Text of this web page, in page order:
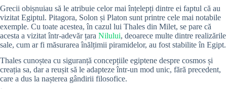
Grecii obișnuiau să le atribuie celor mai înțelepți dintre ei faptul că au
vizitat Egiptul. Pitagora, Solon și Platon sunt printre cele mai notabile
exemple. Cu toate acestea, în cazul lui Thales din Milet, se pare că
acesta a vizitat într-adevăr țara Nilului, deoarece multe dintre realizările
sale, cum ar fi măsurarea înălțimii piramidelor, au fost stabilite în Egipt.
Thales cunoștea cu siguranță concepțiile egiptene despre cosmos și
creația sa, dar a reușit să le adapteze într-un mod unic, fără precedent,
care a dus la nașterea gândirii filosofice.